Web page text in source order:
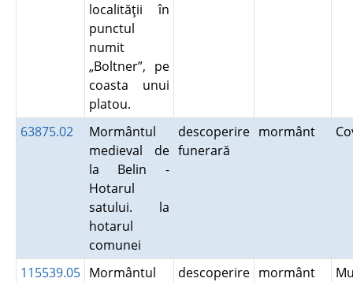
localităţii în
punctul
numit
„Boltner”, pe
coasta unui
platou.
63875.02
Mormântul
medieval de
la Belin -
Hotarul
satului. la
hotarul
comunei
descoperire
funerară
mormânt
115539.05 Mormântul
descoperire mormânt